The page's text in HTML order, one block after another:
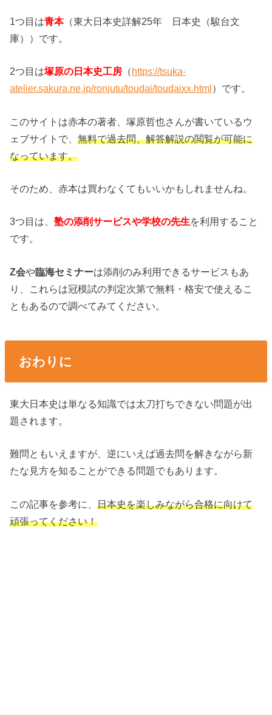
1つ目は青本（東大日本史詳解25年 日本史（駿台文
庫））です。
2つ目は塚原の日本史工房 （ https://tsuka-
atelier.sakura.ne.jp/ronjutu/toudai/toudaixx.html ）です。
このサイトは赤本の著者、塚原哲也さんが書いているウ
ェブサイトで、無料で過去問、解答解説の閲覧が可能に
なっています。
そのため、赤本は買わなくてもいいかもしれませんね。
3つ目は、塾の添削サービスや学校の先生を利用すること
です。
Z会や臨海セミナーは添削のみ利用できるサービスもあ
り、これらは冠模試の判定次第で無料・格安で使えるこ
ともあるので調べてみてください。
おわりに
東大日本史は単なる知識では太刀打ちできない問題が出
題されます。
難問ともいえますが、逆にいえば過去問を解きながら新
たな見方を知ることができる問題でもあります。
この記事を参考に、日本史を楽しみながら合格に向けて
頑張ってください！